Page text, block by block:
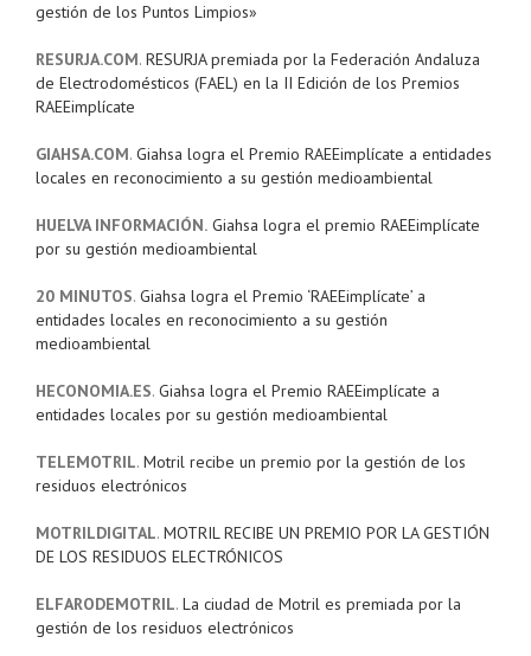
gestión de los Puntos Limpios»
RESURJA.COM. RESURJA premiada por la Federación Andaluza
de Electrodomésticos (FAEL) en la II Edición de los Premios
RAEEimplícate
GIAHSA.COM. Giahsa logra el Premio RAEEimplícate a entidades
locales en reconocimiento a su gestión medioambiental
HUELVA INFORMACIÓN. Giahsa logra el premio RAEEimplícate
por su gestión medioambiental
20 MINUTOS. Giahsa logra el Premio ‘RAEEimplícate’ a
entidades locales en reconocimiento a su gestión
medioambiental
HECONOMIA.ES. Giahsa logra el Premio RAEEimplícate a
entidades locales por su gestión medioambiental
TELEMOTRIL. Motril recibe un premio por la gestión de los
residuos electrónicos
MOTRILDIGITAL. MOTRIL RECIBE UN PREMIO POR LA GESTIÓN
DE LOS RESIDUOS ELECTRÓNICOS
ELFARODEMOTRIL. La ciudad de Motril es premiada por la
gestión de los residuos electrónicos